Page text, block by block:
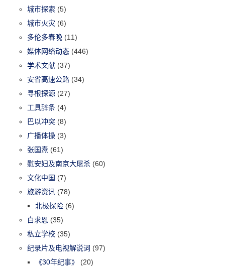
城市探索 (5)
城市火灾 (6)
多伦多春晚 (11)
媒体网络动态 (446)
学术文献 (37)
安省高速公路 (34)
寻根探源 (27)
工具辞条 (4)
巴以冲突 (8)
广播体操 (3)
张国焘 (61)
慰安妇及南京大屠杀 (60)
文化中国 (7)
旅游资讯 (78)
北极探险 (6)
白求恩 (35)
私立学校 (35)
纪录片及电视解说词 (97)
《30年纪事》
(20)